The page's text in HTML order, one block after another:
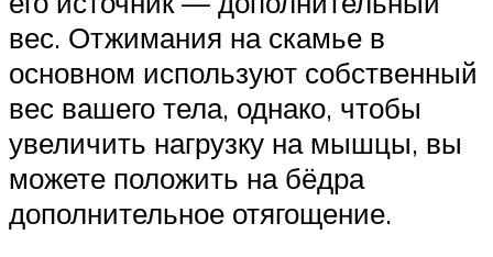
вес. Отжимания на скамье в
основном используют собственный
вес вашего тела, однако, чтобы
увеличить нагрузку на мышцы, вы
можете положить на бёдра
дополнительное отягощение.